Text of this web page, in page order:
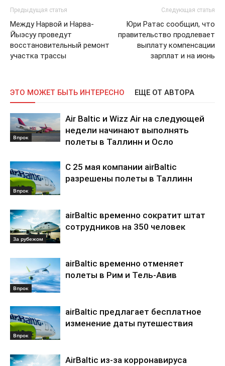
Предыдущая статья
Между Нарвой и Нарва-
Йыэсуу проведут
восстановительный ремонт
участка трассы
Следующая статья
Юри Ратас сообщил, что
правительство продлевает
выплату компенсации
зарплат и на июнь
ЭТО МОЖЕТ БЫТЬ ИНТЕРЕСНО ЕЩЕ ОТ АВТОРА
Впрок
Air Baltic и Wizz Air на следующей
недели начинают выполнять
полеты в Таллинн и Осло
Впрок
C 25 мая компании airBaltic
разрешены полеты в Таллинн
За рубежом
airBaltic временно сократит штат
сотрудников на 350 человек
Впрок
airBaltic временно отменяет
полеты в Рим и Тель-Авив
Впрок
airBaltic предлагает бесплатное
изменение даты путешествия
AirBaltic из-за корронавируса